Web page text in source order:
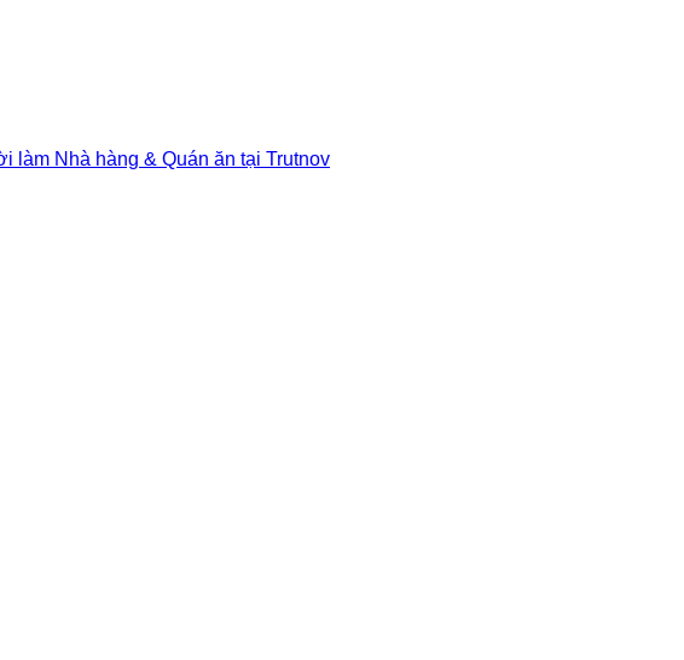
làm Nhà hàng & Quán ăn tại Trutnov